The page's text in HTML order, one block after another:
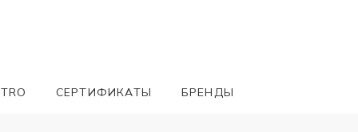
СЕРТИФИКАТЫ БРЕНДЫ